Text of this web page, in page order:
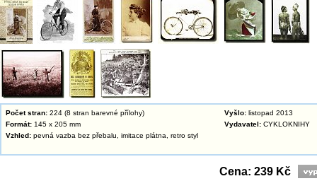
Počet stran: 224 (8 stran barevné přílohy)
Formát: 145 x 205 mm
Vzhled: pevná vazba bez přebalu, imitace plátna, retro styl
Vyšlo: listopad 2013
Vydavatel: CYKLOKNIHY
Cena: 239 Kč